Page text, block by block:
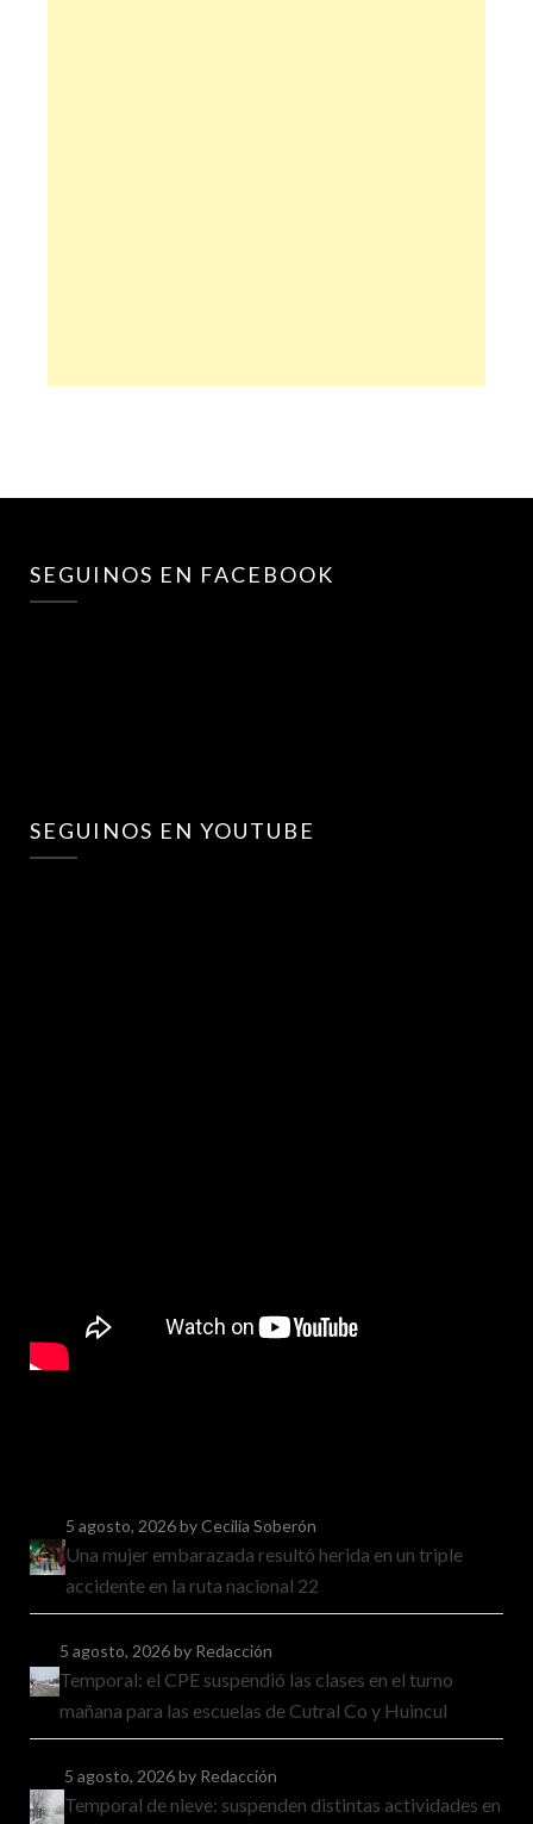
SEGUINOS EN FACEBOOK
SEGUINOS EN YOUTUBE
5 agosto, 2026by Cecilia Soberón
Una mujer embarazada resultó herida en un triple
accidente en la ruta nacional 22
5 agosto, 2026by Redacción
Temporal: el CPE suspendió las clases en el turno
mañana para las escuelas de Cutral Co y Huincul
5 agosto, 2026by Redacción
Temporal de nieve: suspenden distintas actividades en